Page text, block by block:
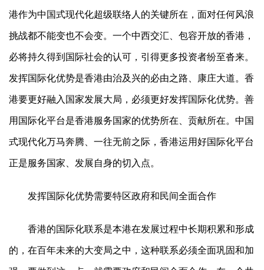
港作为中国式现代化超级联络人的关键所在，面对任何风浪
挑战都不能变也不会变。一个中西交汇、包容开放的香港，
必将持久得到国际社会的认可，引得更多投资者纷至沓来。
发挥国际化优势是香港由治及兴的必由之路、康庄大道。香
港要更好融入国家发展大局，必须更好发挥国际化优势。善
用国际化平台是香港服务国家的优势所在、贡献所在。中国
式现代化万马奔腾、一往无前之际，香港运用好国际化平台
正是服务国家、发展自身的切入点。
发挥国际化优势需要特区政府和民间全面合作
香港的国际化联系是本港在发展过程中长期积累和形成
的，在百年未来的大变局之中，这种联系必须全面巩固和加